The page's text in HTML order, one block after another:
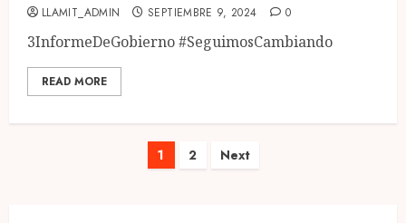
LLAMIT_ADMIN SEPTIEMBRE 9, 2024 0
3InformeDeGobierno #SeguimosCambiando
READ MORE
Paginación
1 2 Next